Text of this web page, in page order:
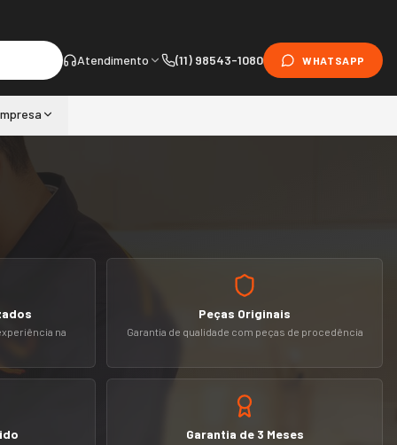
Atendimento (11) 98543-1080 WHATSAPP
na
Peças Originais
Garantia de qualidade com peças de procedência
Garantia de 3 Meses